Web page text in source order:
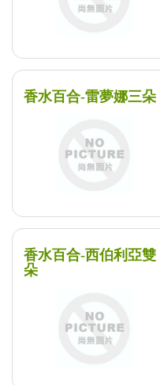
香水百合-雷夢娜三朵
香水百合-西伯利亞雙
朵